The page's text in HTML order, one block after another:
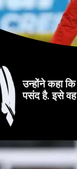
उन्होंने कहा
पसंद है. इसे